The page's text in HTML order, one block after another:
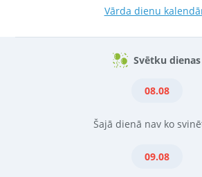
Vārda dienu
Svētku dienas
08.08
Šajā dienā nav ko
09.08